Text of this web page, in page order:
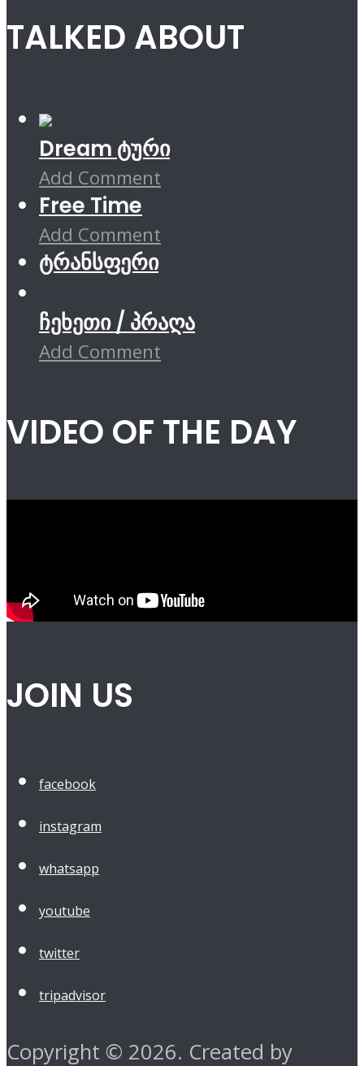
TALKED ABOUT
Dream ტური
Add Comment
Free Time
Add Comment
ტრანსფერი
ჩეხეთი / პრაღა
Add Comment
VIDEO OF THE DAY
JOIN US
facebook
instagram
whatsapp
youtube
twitter
tripadvisor
Copyright © 2026. Created by